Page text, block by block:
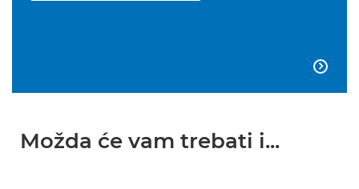

Možda će vam trebati i...